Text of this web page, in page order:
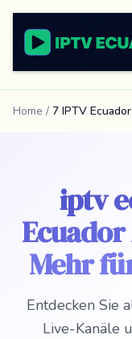
Home / 7 IPTV
iptv
Mehr
Entdecken Sie
Live-Kanäle